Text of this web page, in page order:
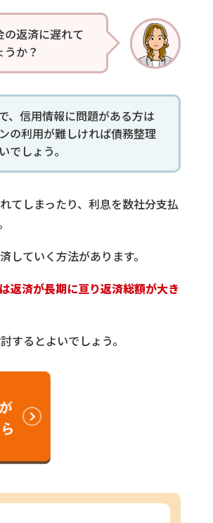
の返済に遅れて
か？
、信用情報に問題がある方は
の利用が難しければ債務整理
しょう。
てしまったり、利息を数社分支払
ていく方法があります。
返済が長期に亘り返済総額が大き
するとよいでしょう。